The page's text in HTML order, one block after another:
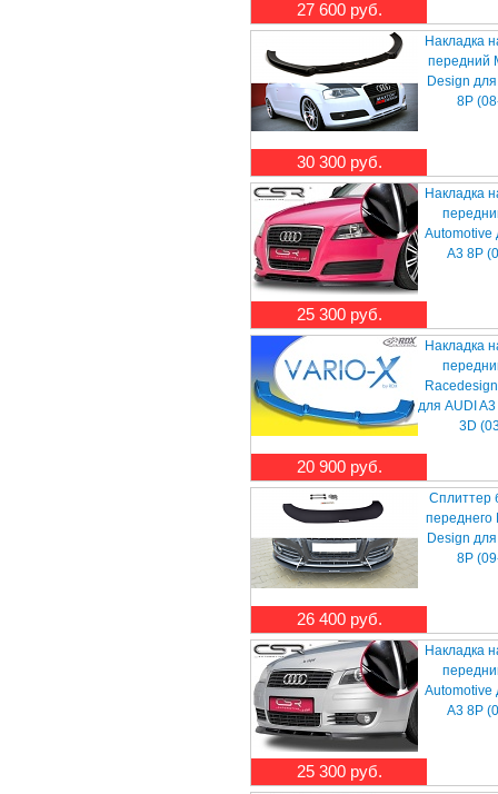
27 600 руб.
30 300 руб.
Накладка
передний
Design
8P
25 300 руб.
Накладка
Automotive
A3 8P
20 900 руб.
Накладка
для AUDI
3D
26 400 руб.
Сплиттер
переднего
Design
8P
25 300 руб.
Накладка
Automotive
A3 8P